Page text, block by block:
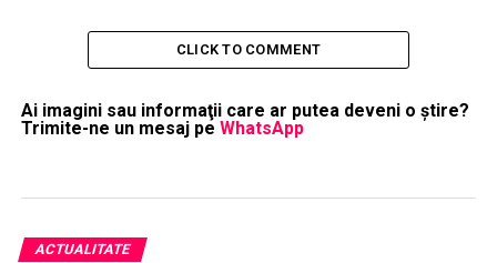
CLICK TO COMMENT
Ai imagini sau informaţii care ar putea deveni o ştire?
Trimite-ne un mesaj pe WhatsApp
ACTUALITATE